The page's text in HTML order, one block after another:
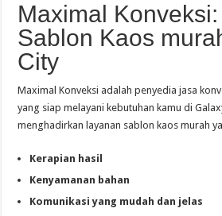
Maximal
Sablon Kaos
City
Maximal Konveksi adalah penyedia jasa
yang siap melayani kebutuhan kamu di
menghadirkan layanan sablon kaos murah
Kerapian hasil
Kenyamanan bahan
Komunikasi yang mudah dan jelas